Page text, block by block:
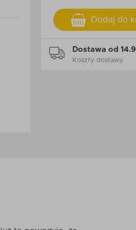
Dodaj do
Dostawa od
Koszty dostawy